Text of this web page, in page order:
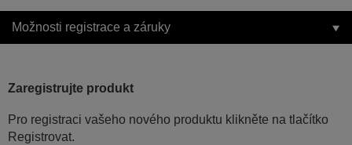
Možnosti registrace a záruky
Zaregistrujte produkt
Pro registraci vašeho nového produktu klikněte na tlačítko
Registrovat.